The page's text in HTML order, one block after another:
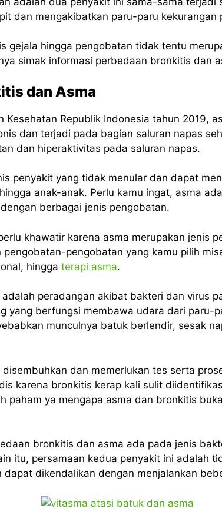
dan mengakibatkan paru-paru kekurangan
gejala hingga pengobatan tidak tentu
simak informasi perbedaan bronkitis dan
dan Asma
Kesehatan Republik Indonesia tahun 2019,
dan terjadi pada bagian saluran napas
dan hiperaktivitas pada saluran napas.
penyakit yang tidak menular dan dapat
anak-anak. Perlu kamu ingat, asma
berbagai jenis pengobatan.
khawatir karena asma merupakan jenis
pengobatan yang kamu pilih
hingga terapi asma.
adalah peradangan akibat bakteri dan virus
yang berfungsi membawa udara dari paru-
munculnya batuk berlendir, sesak
dan memerlukan tes serta
karena bronkitis kerap kali sulit
paham ya mengapa asma dan bronkitis
bronkitis dan asma ada pada jenis
itu, persamaan kedua penyakit ini adalah
dapat dikendalikan dengan menjalankan